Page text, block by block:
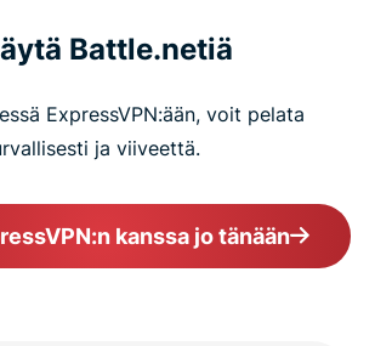
with ExpressVPN
up a gaming VPN
Battle.netiä
ExpressVPN:ään, voit pelata
ja viiveettä.
kanssa jo tänään